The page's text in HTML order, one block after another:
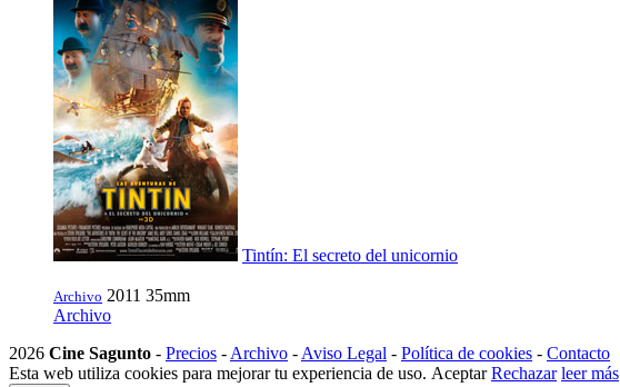
Tintín: El secreto del unicornio
Archivo 2011 35mm
Archivo
2026 Cine Sagunto - Precios - Archivo - Aviso Legal - Política de cookies - Contacto
Esta web utiliza cookies para mejorar tu experiencia de uso. Aceptar Rechazar leer más